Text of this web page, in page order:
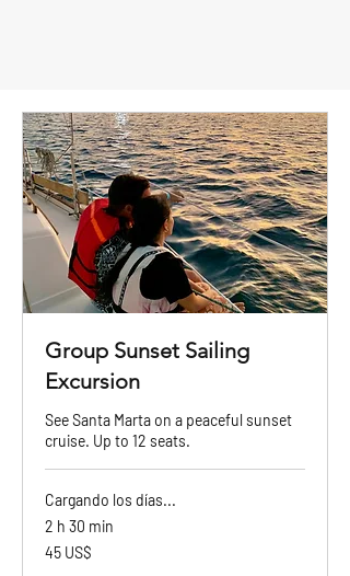
Group Sunset Sailing
Excursion
See Santa Marta on a peaceful sunset
cruise. Up to 12 seats.
Cargando los días...
2 h 30 min
45
dólares
45 US$